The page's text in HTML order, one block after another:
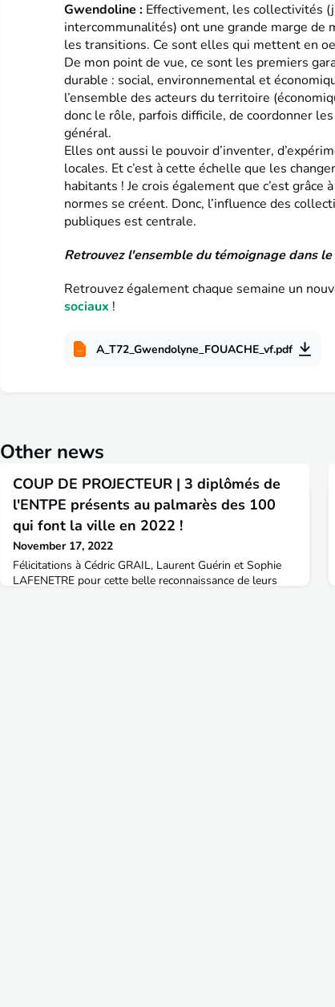
Gwendoline : Effectivement, les collectivités
intercommunalités) ont une grande marge de
les transitions. Ce sont elles qui mettent en
De mon point de vue, ce sont les premiers
durable : social, environnemental et
l’ensemble des acteurs du territoire
donc le rôle, parfois difficile, de coordonner
général.
Elles ont aussi le pouvoir d’inventer,
locales. Et c’est à cette échelle que les
habitants ! Je crois également que c’est
normes se créent. Donc, l’influence des
publiques est centrale.
Retrouvez l'ensemble du témoignage dans
Retrouvez également chaque semaine un
sociaux !
A_T72_Gwendolyne_FOUACHE_vf.pdf
Other news
COUP DE PROJECTEUR | 3 diplômés de
l'ENTPE présents au palmarès des 100
qui font la ville en 2022 !
November 17, 2022
Félicitations à Cédric GRAIL, Laurent Guérin et Sophie
LAFENETRE pour cette belle reconnaissance de leurs